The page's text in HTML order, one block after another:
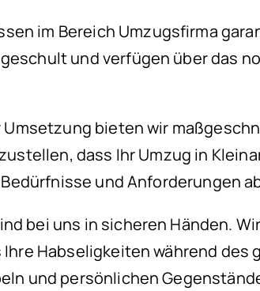
im Bereich Umzugsfirma
und verfügen über das
bieten wir
dass Ihr Umzug in
und Anforderungen
bei uns in sicheren Händen.
Habseligkeiten während
und persönlichen